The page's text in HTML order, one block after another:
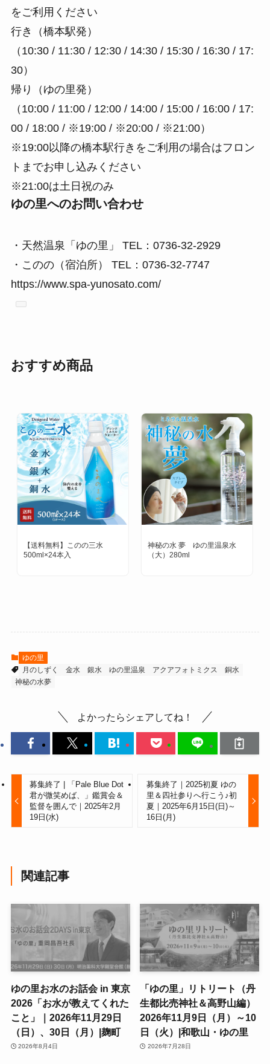
をご利用ください
行き（橋本駅発）
（10:30 / 11:30 / 12:30 / 14:30 / 15:30 / 16:30 / 17:
30）
帰り（ゆの里発）
（10:00 / 11:00 / 12:00 / 14:00 / 15:00 / 16:00 / 17:
00 / 18:00 / ※19:00 / ※20:00 / ※21:00）
※19:00以降の橋本駅行きをご利用の場合はフロン
トまでお申し込みください
※21:00は土日祝のみ
ゆの里へのお問い合わせ
・天然温泉「ゆの里」 TEL：0736-32-2929
・このの（宿泊所） TEL：0736-32-7747
https://www.spa-yunosato.com/
おすすめ商品
【送料無料】このの三水
500ml×24本入
神秘の水 夢 ゆの里温泉水
（大）280ml
ゆの里
月のしずく
金水 銀水 ゆの里温泉 アクアフォトミクス
銅水
神秘の水夢
よかったらシェアしてね！
募集終了 | 「Pale Blue Dot
君が微笑めば、」鑑賞会＆
監督を囲んで｜2025年2月
19日(水)
募集終了｜2025初夏 ゆの
里＆四社参りへ行こう♪初
夏｜2025年6月15日(日)～
16日(月)
関連記事
ゆの里お水のお話会 in 東京
2026「お水が教えてくれた
こと」｜2026年11月29日
（日）、30日（月）|麹町
2026年8月4日
「ゆの里」リトリート（丹
生都比売神社＆高野山編）
2026年11月9日（月）～10
日（火）|和歌山・ゆの里
2026年7月28日